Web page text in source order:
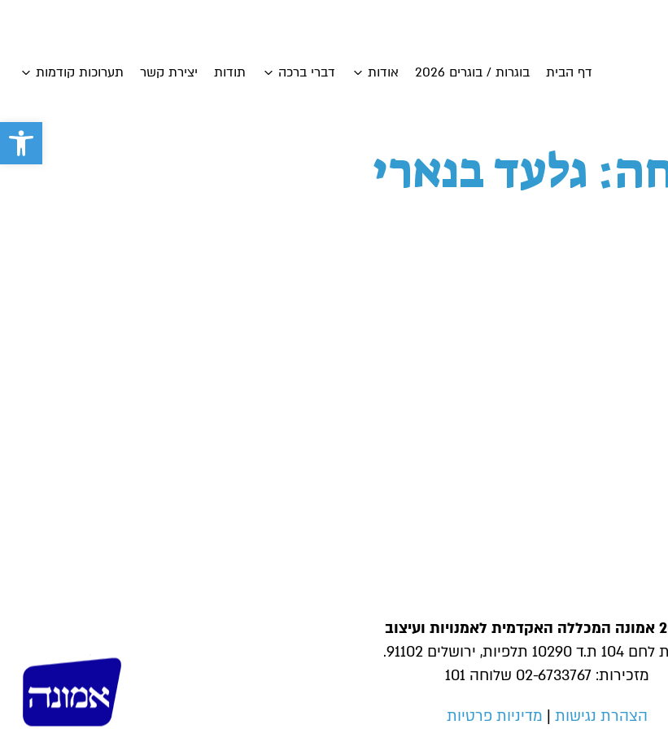
פתח
דף הבית בוגרות / בוגרים 2026 אודות דברי ברכה תודות יצירת קשר תערוכות קודמות
גלעד בנארי
ירושלים 91102.
מזכירות: 02-6733767 שלוחה 101
הצהרת נגישות | מדיניות פרטיות